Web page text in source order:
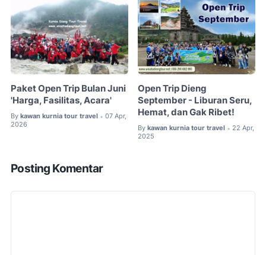
Paket Open Trip Bulan Juni
'Harga, Fasilitas, Acara'
By kawan kurnia tour travel • 07 Apr,
2026
Open Trip Dieng
September - Liburan Seru,
Hemat, dan Gak Ribet!
By kawan kurnia tour travel • 22 Apr,
2025
Posting Komentar